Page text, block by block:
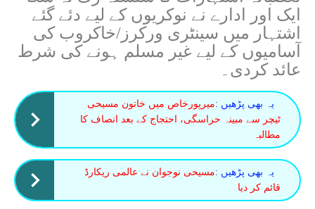
ایک اور ادارے نے نوکریوں کے لیے دئے گئے
اشتہار میں سینٹری ورکرز/خاکروب کی
آسامیوں کے لیے غیر مسلم ہونے کی شرط
عائد کردی۔
یہ بھی پڑھیں :میرپورخاص میں خاتون مسیحی
ٹیچر سے مبینہ حراسگی، احتجاج کے بعد انصاف کا
مطالبہ
یہ بھی پڑھیں :مسیحی نوجوان نے عالمی ریکارڈ
قائم کر دیا